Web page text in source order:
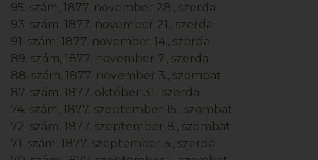
95. szám, 1877. november 28., szerda
93. szám, 1877. november 21., szerda
91. szám, 1877. november 14., szerda
89. szám, 1877. november 7., szerda
88. szám, 1877. november 3., szombat
87. szám, 1877. október 31., szerda
74. szám, 1877. szeptember 15., szombat
72. szám, 1877. szeptember 8., szombat
71. szám, 1877. szeptember 5., szerda